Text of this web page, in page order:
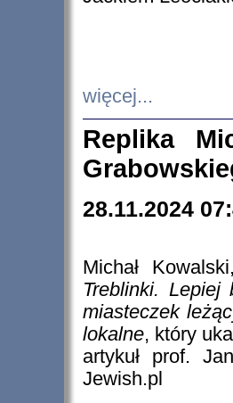
więcej...
Replika
28.11.2024
Michał
Treblinki. Lepiej
miasteczek
lokalne, który
artykuł prof.
Jewish.pl